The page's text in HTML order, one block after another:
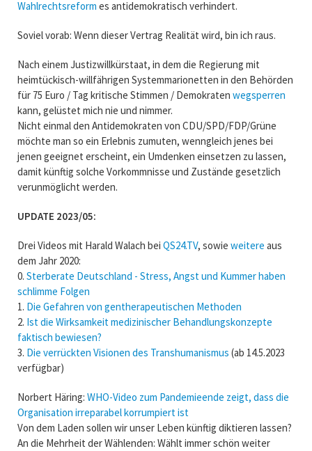
Wahlrechtsreform es antidemokratisch verhindert.
Soviel vorab: Wenn dieser Vertrag Realität wird, bin ich raus.
Nach einem Justizwillkürstaat, in dem die Regierung mit
heimtückisch-willfährigen Systemmarionetten in den Behörden
für 75 Euro / Tag kritische Stimmen / Demokraten wegsperren
kann, gelüstet mich nie und nimmer.
Nicht einmal den Antidemokraten von CDU/SPD/FDP/Grüne
möchte man so ein Erlebnis zumuten, wenngleich jenes bei
jenen geeignet erscheint, ein Umdenken einsetzen zu lassen,
damit künftig solche Vorkommnisse und Zustände gesetzlich
verunmöglicht werden.
UPDATE 2023/05:
Drei Videos mit Harald Walach bei QS24.TV, sowie weitere aus
dem Jahr 2020:
0. Sterberate Deutschland - Stress, Angst und Kummer haben
schlimme Folgen
1. Die Gefahren von gentherapeutischen Methoden
2. Ist die Wirksamkeit medizinischer Behandlungskonzepte
faktisch bewiesen?
3. Die verrückten Visionen des Transhumanismus (ab 14.5.2023
verfügbar)
Norbert Häring: WHO-Video zum Pandemieende zeigt, dass die
Organisation irreparabel korrumpiert ist
Von dem Laden sollen wir unser Leben künftig diktieren lassen?
An die Mehrheit der Wählenden: Wählt immer schön weiter